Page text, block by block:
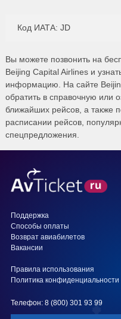
Код ИАТА: JD
Вы можете позвонить на
Beijing Capital Airlines и
информацию. На сайте
обратить в справочную или
ближайших рейсов, а также
расписании рейсов,
спецпредложения.
Поддержка
Способы оплаты
Возврат авиабилетов
Вакансии
Правила использования
Политика конфиденциальности
Телефон: 8 (800) 301 93 99